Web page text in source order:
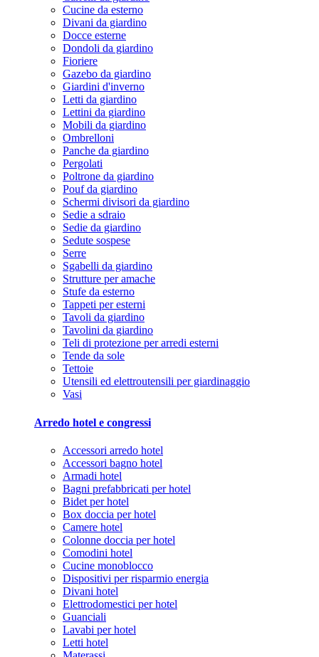
Cucine da esterno
Divani da giardino
Docce esterne
Dondoli da giardino
Fioriere
Gazebo da giardino
Giardini d'inverno
Letti da giardino
Lettini da giardino
Mobili da giardino
Ombrelloni
Panche da giardino
Pergolati
Poltrone da giardino
Pouf da giardino
Schermi divisori da giardino
Sedie a sdraio
Sedie da giardino
Sedute sospese
Serre
Sgabelli da giardino
Strutture per amache
Stufe da esterno
Tappeti per esterni
Tavoli da giardino
Tavolini da giardino
Teli di protezione per arredi esterni
Tende da sole
Tettoie
Utensili ed elettroutensili per giardinaggio
Vasi
Arredo hotel e congressi
Accessori arredo hotel
Accessori bagno hotel
Armadi hotel
Bagni prefabbricati per hotel
Bidet per hotel
Box doccia per hotel
Camere hotel
Colonne doccia per hotel
Comodini hotel
Cucine monoblocco
Dispositivi per risparmio energia
Divani hotel
Elettrodomestici per hotel
Guanciali
Lavabi per hotel
Letti hotel